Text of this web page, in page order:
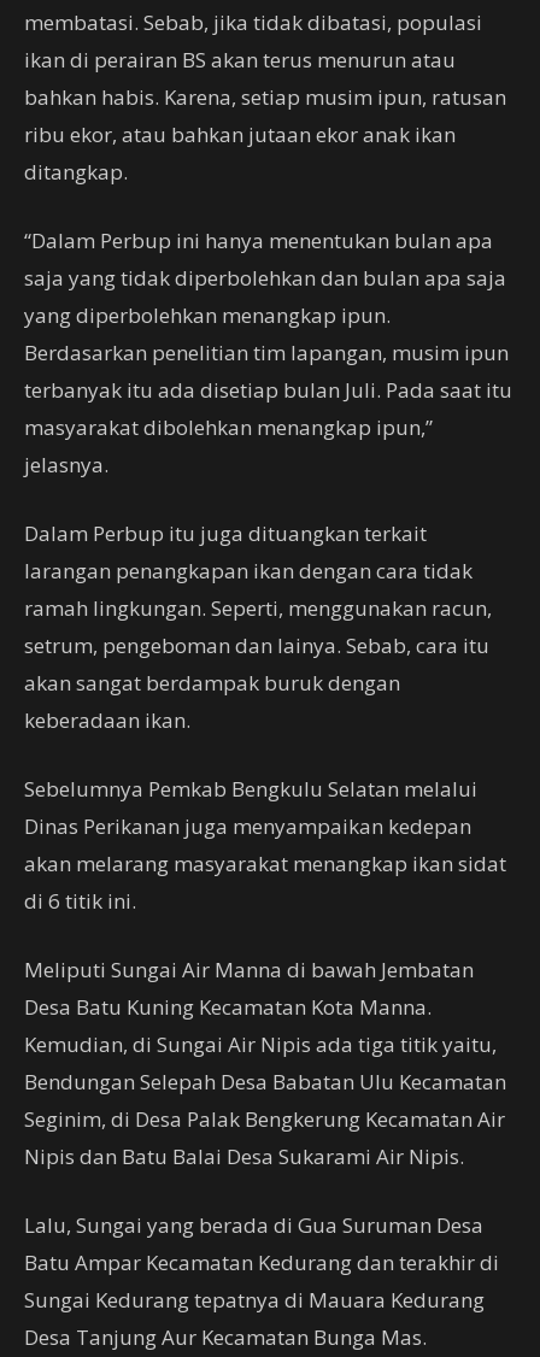
membatasi. Sebab, jika tidak dibatasi, populasi
ikan di perairan BS akan terus menurun atau
bahkan habis. Karena, setiap musim ipun, ratusan
ribu ekor, atau bahkan jutaan ekor anak ikan
ditangkap.
“Dalam Perbup ini hanya menentukan bulan apa
saja yang tidak diperbolehkan dan bulan apa saja
yang diperbolehkan menangkap ipun.
Berdasarkan penelitian tim lapangan, musim ipun
terbanyak itu ada disetiap bulan Juli. Pada saat itu
masyarakat dibolehkan menangkap ipun,”
jelasnya.
Dalam Perbup itu juga dituangkan terkait
larangan penangkapan ikan dengan cara tidak
ramah lingkungan. Seperti, menggunakan racun,
setrum, pengeboman dan lainya. Sebab, cara itu
akan sangat berdampak buruk dengan
keberadaan ikan.
Sebelumnya Pemkab Bengkulu Selatan melalui
Dinas Perikanan juga menyampaikan kedepan
akan melarang masyarakat menangkap ikan sidat
di 6 titik ini.
Meliputi Sungai Air Manna di bawah Jembatan
Desa Batu Kuning Kecamatan Kota Manna.
Kemudian, di Sungai Air Nipis ada tiga titik yaitu,
Bendungan Selepah Desa Babatan Ulu Kecamatan
Seginim, di Desa Palak Bengkerung Kecamatan Air
Nipis dan Batu Balai Desa Sukarami Air Nipis.
Lalu, Sungai yang berada di Gua Suruman Desa
Batu Ampar Kecamatan Kedurang dan terakhir di
Sungai Kedurang tepatnya di Mauara Kedurang
Desa Tanjung Aur Kecamatan Bunga Mas.